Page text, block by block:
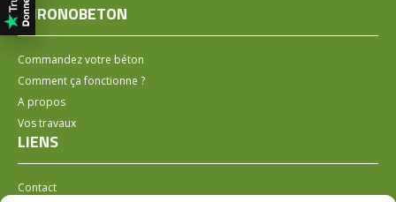
CHRONOBETON
Commandez votre béton
Comment ça fonctionne ?
A propos
Vos travaux
LIENS
Contact